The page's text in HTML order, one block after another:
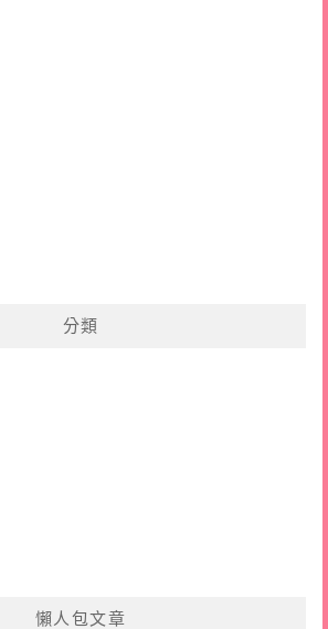
分類
懶人包文章